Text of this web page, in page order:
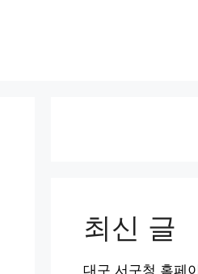
최신 글
대구 서구청 홈페